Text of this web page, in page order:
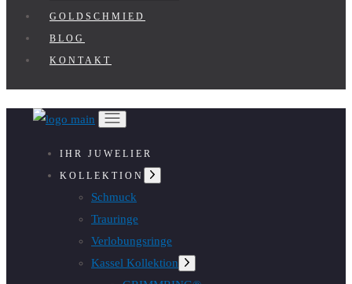
GOLDSCHMIED
BLOG
KONTAKT
IHR JUWELIER
KOLLEKTION
Untermenü
anzeigen
Schmuck
Trauringe
Verlobungsringe
Kassel Kollektion Untermenü
anzeigen